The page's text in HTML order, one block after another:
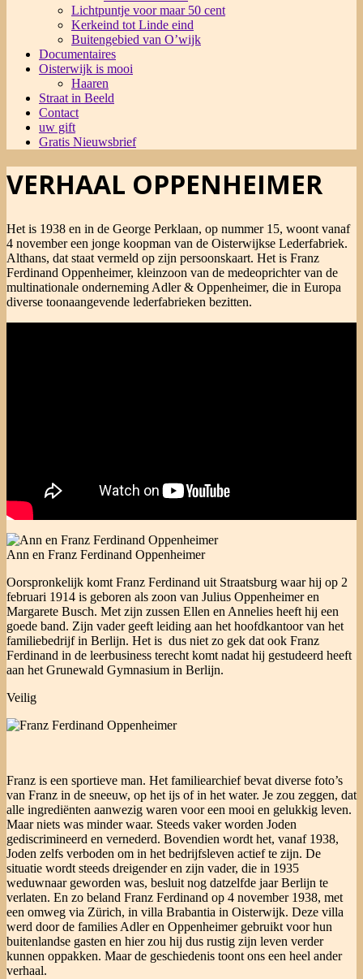
Lichtpuntje voor maar 50 cent
Kerkeind tot Linde eind
Buitengebied van O’wijk
Documentaires
Oisterwijk is mooi
Haaren
Straat in Beeld
Contact
uw gift
Gratis Nieuwsbrief
VERHAAL OPPENHEIMER
Het is 1938 en in de George Perklaan, op nummer 15, woont vanaf
4 november een jonge koopman van de Oisterwijkse Lederfabriek.
Althans, dat staat vermeld op zijn persoonskaart. Het is Franz
Ferdinand Oppenheimer, kleinzoon van de medeoprichter van de
multinationale onderneming Adler & Oppenheimer, die in Europa
diverse toonaangevende lederfabrieken bezitten.
Ann en Franz Ferdinand Oppenheimer
Oorspronkelijk komt Franz Ferdinand uit Straatsburg waar hij op 2
februari 1914 is geboren als zoon van Julius Oppenheimer en
Margarete Busch. Met zijn zussen Ellen en Annelies heeft hij een
goede band. Zijn vader geeft leiding aan het hoofdkantoor van het
familiebedrijf in Berlijn. Het is dus niet zo gek dat ook Franz
Ferdinand in de leerbusiness terecht komt nadat hij gestudeerd heeft
aan het Grunewald Gymnasium in Berlijn.
Veilig
Franz is een sportieve man. Het familiearchief bevat diverse foto’s
van Franz in de sneeuw, op het ijs of in het water. Je zou zeggen, dat
alle ingrediënten aanwezig waren voor een mooi en gelukkig leven.
Maar niets was minder waar. Steeds vaker worden Joden
gediscrimineerd en vernederd. Bovendien wordt het, vanaf 1938,
Joden zelfs verboden om in het bedrijfsleven actief te zijn. De
situatie wordt steeds dreigender en zijn vader, die in 1935
weduwnaar geworden was, besluit nog datzelfde jaar Berlijn te
verlaten. En zo beland Franz Ferdinand op 4 november 1938, met
een omweg via Zürich, in villa Brabantia in Oisterwijk. Deze villa
werd door de families Adler en Oppenheimer gebruikt voor hun
buitenlandse gasten en hier zou hij dus rustig zijn leven verder
kunnen oppakken. Maar de geschiedenis toont ons een heel ander
verhaal.